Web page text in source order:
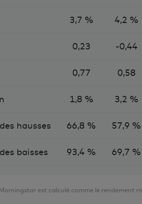
3,7 % 4,2 %
0,23 -0,44
0,77 0,58
1,8 % 3,2 %
hausses 66,8 % 57,9 %
baisses 93,4 % 69,7 %
est calculé comme le rendement